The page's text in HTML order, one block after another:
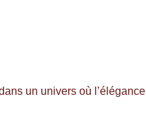
un univers où l’élégance